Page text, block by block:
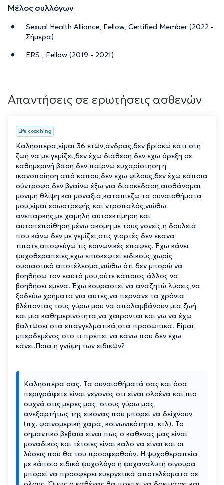
Μέλος συλλόγων
Sexual Health Alliance, Fellow, Certified Member (2022 -
Σήμερα)
ERS , Fellow (2019 - 2021)
Απαντήσεις σε ερωτήσεις ασθενών
Life coaching
Καλησπέρα,είμαι 36 ετών,άνδρας,δεν βρίσκω κάτι στη
ζωή να με γεμίζει,δεν έχω διάθεση,δεν έχω όρεξη σε
καθημερινή βάση,δεν παίρνω ευχαρίστηση η
ικανοποίηση από καπου,δεν έχω φίλους,δεν έχω κάποια
σύντροφο,δεν βγαίνω έξω για διασκέδαση,αισθάνομαι
μόνιμη θλίψη και μοναξιά,καταπιεζω τα συναισθήματα
μου,είμαι εσωστρεφής και ντροπαλός,νιώθω
ανεπαρκής,με χαμηλή αυτοεκτίμηση και
αυτοπεποίθηση,μένω ακόμη με τους γονείς,η δουλειά
που κάνω δεν με γεμίζει,στις γιορτές δεν έκανα
τιποτε,αποφεύγω τις κοινωνικές επαφές. Έχω κάνει
ψυχοθεραπείες,έχω επισκεφτεί ειδικούς,χωρίς
ουσιαστικό αποτέλεσμα,νιώθω ότι δεν μπορώ να
βοηθήσω τον εαυτό μου,ούτε κάποιος άλλος να
βοηθήσει εμένα. Έχω κουραστεί να αναζητώ λύσεις,να
ξοδεύω χρήματα για αυτές,να περνάνε τα χρόνια
βλέποντας τους γύρω μου να απολαμβάνουν μια ζωή
και μια καθημερινότητα,να χαιρονται και γω να έχω
βαλτώσει στα επαγγελματικά,στα προσωπικά. Είμαι
μπερδεμένος στο τι πρέπει να κάνω που δεν έχω
κάνει.Ποια η γνώμη των ειδικών?
Καλησπέρα σας. Τα συναισθήματά σας και όσα
περιγράφετε είναι γεγονός οτι είναι ολοένα και πιο
συχνά στις μέρες μας, στους γύρω μας,
ανεξαρτήτως της εικόνας που μπορεί να δείχνουν
(πχ. φαινομερική χαρά, κοινωνικότητα, κτλ). Το
σημαντικό βέβαια είναι πως ο καθένας μας είναι
μοναδικός και τέτοιες είναι καλό να είναι και οι
λύσεις που θα του προσφερθούν. Η ψυχοθεραπεία
με κάποιο ειδικό ψυχολόγο ή ψυχαναλυτή σίγουρα
μπορεί να προσφέρει ευεργετικά αποτελέσματα σε